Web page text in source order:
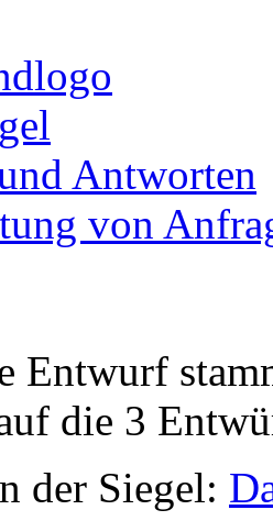
Antworten
von
Entwurf
die 3
der Siegel: